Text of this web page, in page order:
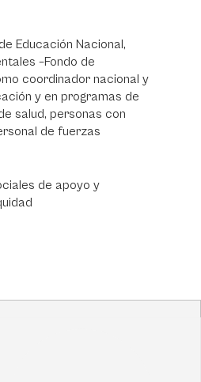
Educación Nacional,
–Fondo de
coordinador nacional y
y en programas de
salud, personas con
de fuerzas
de apoyo y